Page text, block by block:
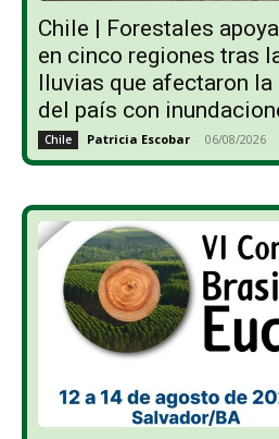
Chile | Forestales
en cinco regiones tras
lluvias que afectaron
del país con
Chile Patricia Escobar - 06/08/2026